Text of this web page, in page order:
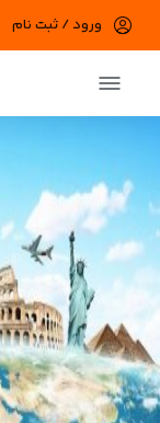
ورود / ثبت نام